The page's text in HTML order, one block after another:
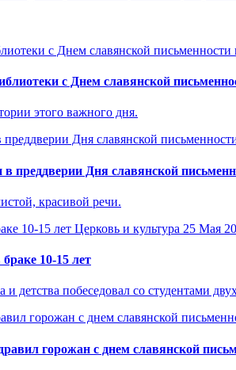
с Днем славянской
этого важного дня.
Дня славянской
красивой речи.
Церковь и культура 25 Мая
10-15 лет
детства побеседовал со студентами
горожан с днем славянской